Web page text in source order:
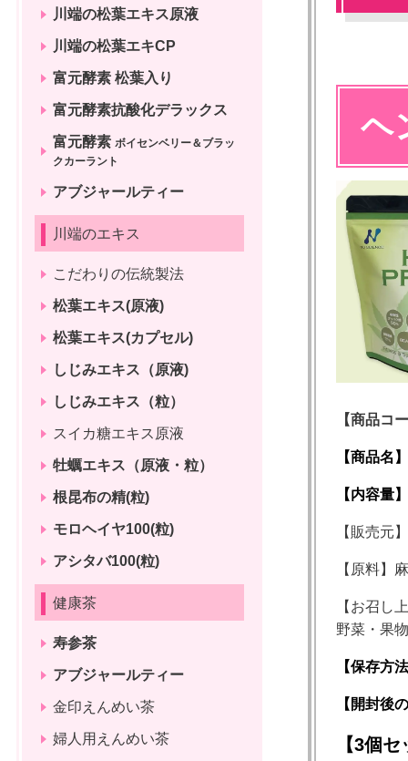
ヘ
【商品コ
【商品名
【内容量
【販売元
【原料】
【お召し
野菜・果
【保存方
【開封後
【3個
川端の松葉エキス原液
川端の松葉エキCP
富元酵素 松葉入り
富元酵素抗酸化デラックス
富元酵素 ボイセンベリー＆ブラッ
クカーラント
アブジャールティー
川端のエキス
こだわりの伝統製法
松葉エキス(原液)
松葉エキス(カプセル)
しじみエキス（原液)
しじみエキス（粒）
スイカ糖エキス原液
牡蠣エキス（原液・粒）
根昆布の精(粒)
モロヘイヤ100(粒)
アシタバ100(粒)
健康茶
寿参茶
アブジャールティー
金印えんめい茶
婦人用えんめい茶